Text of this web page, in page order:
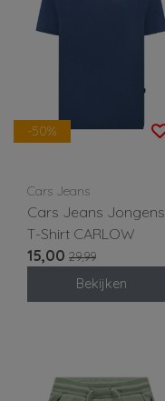
-50%
Cars Jeans
Cars Jeans Jongens
T-Shirt CARLOW
15,00 29,99
Bekijken